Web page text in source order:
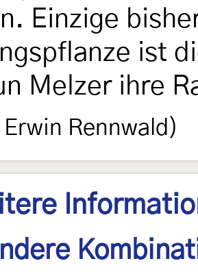
Einzige
ist
Melzer ihre
Rennwald)